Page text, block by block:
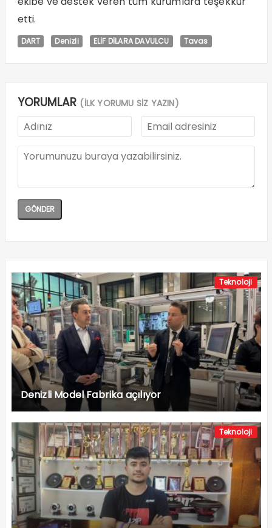
etti.
DART Denizli ELİF DİLARA DAVULCU Tavas
YORUMLAR (İLK YORUMU SİZ YAZIN)
Teknoloji
Denizli Model Fabrika açılıyor
Teknoloji